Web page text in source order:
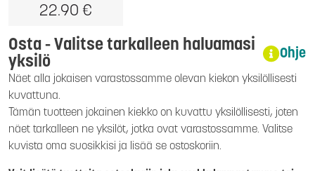
22.90 €
Osta - Valitse tarkalleen haluamasi
yksilö
Ohje
Näet alla jokaisen varastossamme olevan kiekon yksilöllisesti
kuvattuna.
Tämän tuotteen jokainen kiekko on kuvattu yksilöllisesti, joten
näet tarkalleen ne yksilöt, jotka ovat varastossamme. Valitse
kuvista oma suosikkisi ja lisää se ostoskoriin.